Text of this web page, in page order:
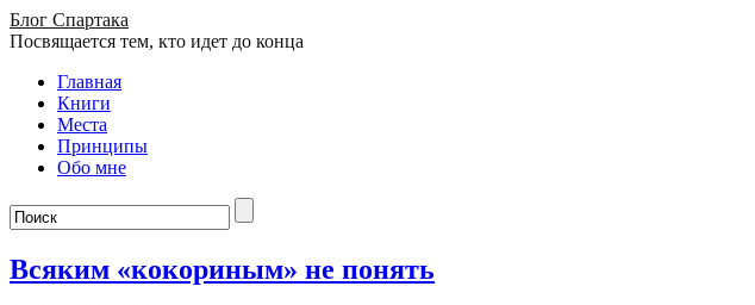
Блог Спартака
Посвящается тем, кто идет до конца
Главная
Книги
Места
Принципы
Обо мне
Всяким «кокориным» не понять